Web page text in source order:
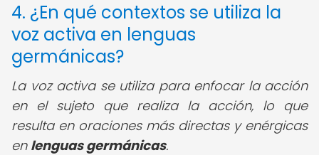
4. ¿En qué contextos se utiliza la
voz activa en lenguas
germánicas?
La voz activa se utiliza para enfocar la acción
en el sujeto que realiza la acción, lo que
resulta en oraciones más directas y enérgicas
en lenguas germánicas.